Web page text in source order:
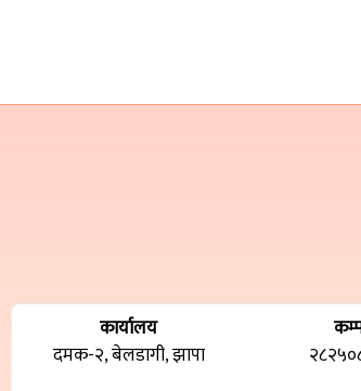
कार्यालय
दमक-२, बेलडागी, झापा